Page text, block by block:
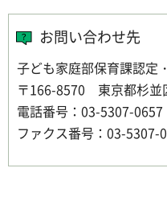
お問い合わせ先
子ども家庭部保育課認定
〒166-8570 東京都杉並
電話番号：03-5307-0657
ファクス番号：03-5307-